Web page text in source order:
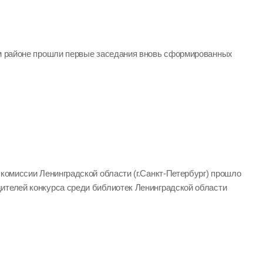
районе прошли первые заседания вновь сформированных
Ленинградской области (г.Санкт-Петербург) прошло
конкурса среди библиотек Ленинградской области